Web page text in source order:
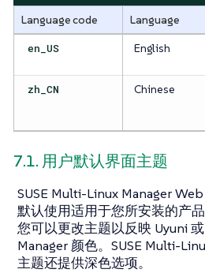
Language code Language
en_US
English
zh_CN Chinese
7.1. 用户默认界面主题
SUSE Multi-Linux Manager
默认使用适用于您所安装的产品
您可以更改主题以反映 Uyuni
Manager 颜色。SUSE Multi-
主题还提供深色选项。